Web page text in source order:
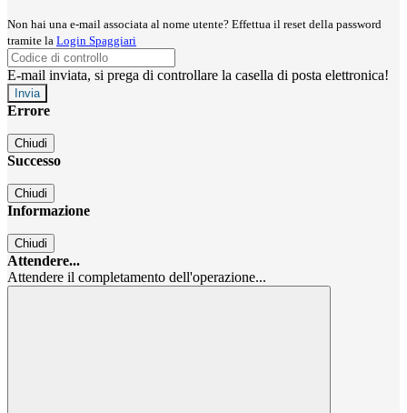
Non hai una e-mail associata al nome utente? Effettua il reset della password
tramite la Login Spaggiari
E-mail inviata, si prega di controllare la casella di posta elettronica!
Errore
Chiudi
Successo
Chiudi
Informazione
Chiudi
Attendere...
Attendere il completamento dell'operazione...